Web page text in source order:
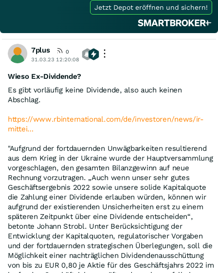
Jetzt Depot eröffnen und sichern!
7plus
0
31.03.23 12:20:08
Wieso Ex-Dividende?
Es gibt vorläufig keine Dividende, also auch keinen
Abschlag.
https://www.rbinternational.com/de/investoren/news/ir-
mittei…
"Aufgrund der fortdauernden Unwägbarkeiten resultierend
aus dem Krieg in der Ukraine wurde der Hauptversammlung
vorgeschlagen, den gesamten Bilanzgewinn auf neue
Rechnung vorzutragen. „Auch wenn unser sehr gutes
Geschäftsergebnis 2022 sowie unsere solide Kapitalquote
die Zahlung einer Dividende erlauben würden, können wir
aufgrund der existierenden Unsicherheiten erst zu einem
späteren Zeitpunkt über eine Dividende entscheiden“,
betonte Johann Strobl. Unter Berücksichtigung der
Entwicklung der Kapitalquoten, regulatorischer Vorgaben
und der fortdauernden strategischen Überlegungen, soll die
Möglichkeit einer nachträglichen Dividendenausschüttung
von bis zu EUR 0,80 je Aktie für des Geschäftsjahrs 2022 im